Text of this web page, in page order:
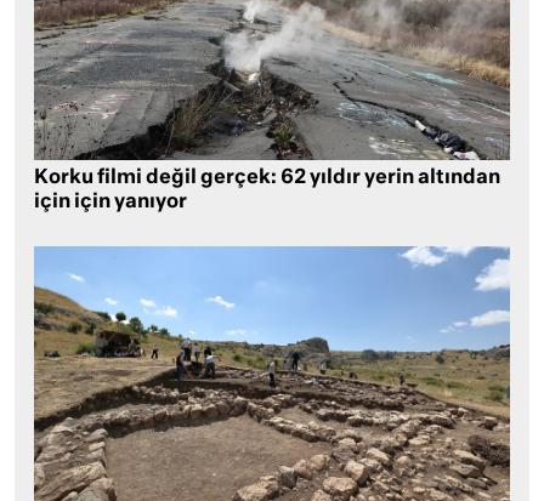
Korku filmi değil gerçek: 62 yıldır yerin altından
için için yanıyor